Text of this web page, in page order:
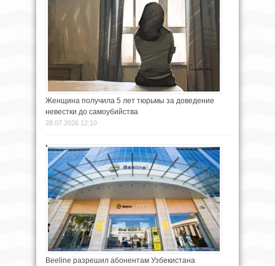
Женщина получила 5 лет тюрьмы за доведение
невестки до самоубийства
28.07.2026 12:10
Beeline разрешил абонентам Узбекистана